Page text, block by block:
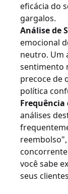
eficácia do
gargalos.
Análise de
emocional
neutro. Um
sentimento
precoce de
política
Frequência
análises
você sabe
seus